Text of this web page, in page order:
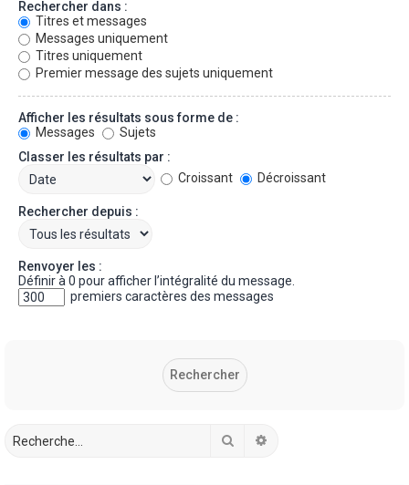
Rechercher dans :
Titres et messages
Messages uniquement
Titres uniquement
Premier message des sujets uniquement
Afficher les résultats sous forme de :
Messages
Sujets
Classer les résultats par :
Croissant
Décroissant
Rechercher depuis :
Renvoyer les :
Définir à 0 pour afficher l’intégralité du message.
premiers caractères des messages
Rechercher